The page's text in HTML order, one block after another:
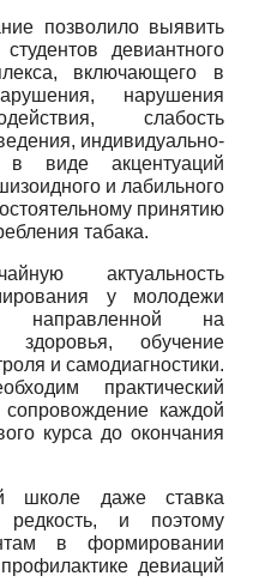
позволило выявить
девиантного
включающего в
нарушения
слабость
индивидуально-
в виде акцентуаций
и лабильного
принятию
табака.
актуальность
у молодежи
направленной на
здоровья, обучение
и самодиагностики.
практический
каждой
курса до окончания
школе даже ставка
редкость, и поэтому
в формировании
девиаций